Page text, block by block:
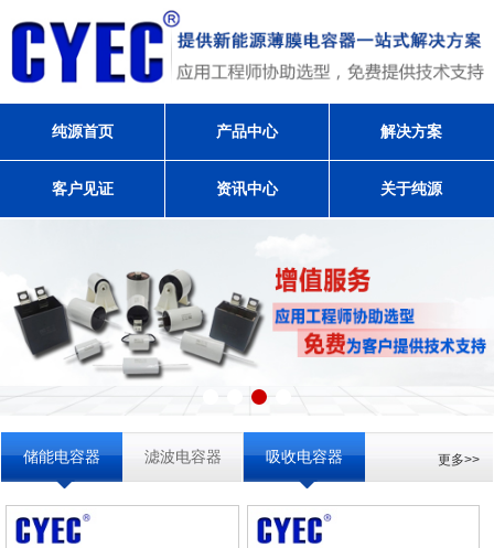
纯源首页 产品中心 解决方案
客户见证 资讯中心 关于纯源
储能电容器 滤波电容器 吸收电容器 更多>>